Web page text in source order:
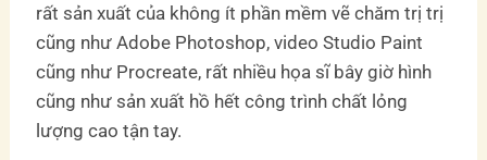
rất sản xuất của không ít phần mềm vẽ chăm trị trị
cũng như Adobe Photoshop, video Studio Paint
cũng như Procreate, rất nhiều họa sĩ bây giờ hình
cũng như sản xuất hồ hết công trình chất lỏng
lượng cao tận tay.